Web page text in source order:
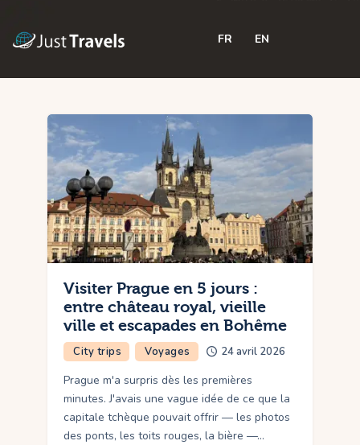
FR EN
Blog
Trips
Features
Shop
Contactez-nous
Visiter Prague en 5 jours :
entre château royal, vieille
ville et escapades en Bohême
City trips Voyages 24 avril 2026
Prague m'a surpris dès les premières
minutes. J'avais une vague idée de ce que la
capitale tchèque pouvait offrir — les photos
des ponts, les toits rouges, la bière —…